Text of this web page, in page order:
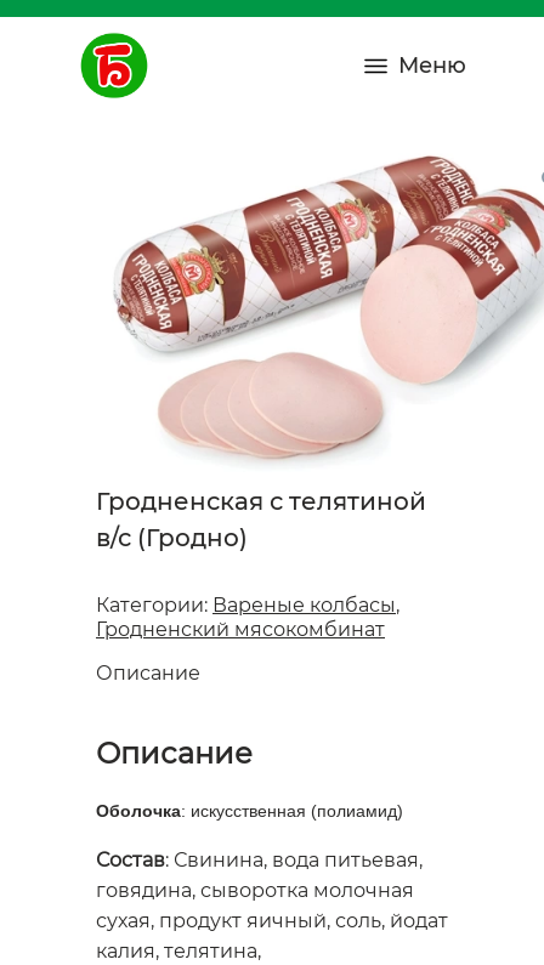
Меню
Гродненская с телятиной
в/с (Гродно)
Категории: Вареные колбасы,
Гродненский мясокомбинат
Описание
Описание
Оболочка: искусственная (полиамид)
Состав: Свинина, вода питьевая,
говядина, сыворотка молочная
сухая, продукт яичный, соль, йодат
калия, телятина,